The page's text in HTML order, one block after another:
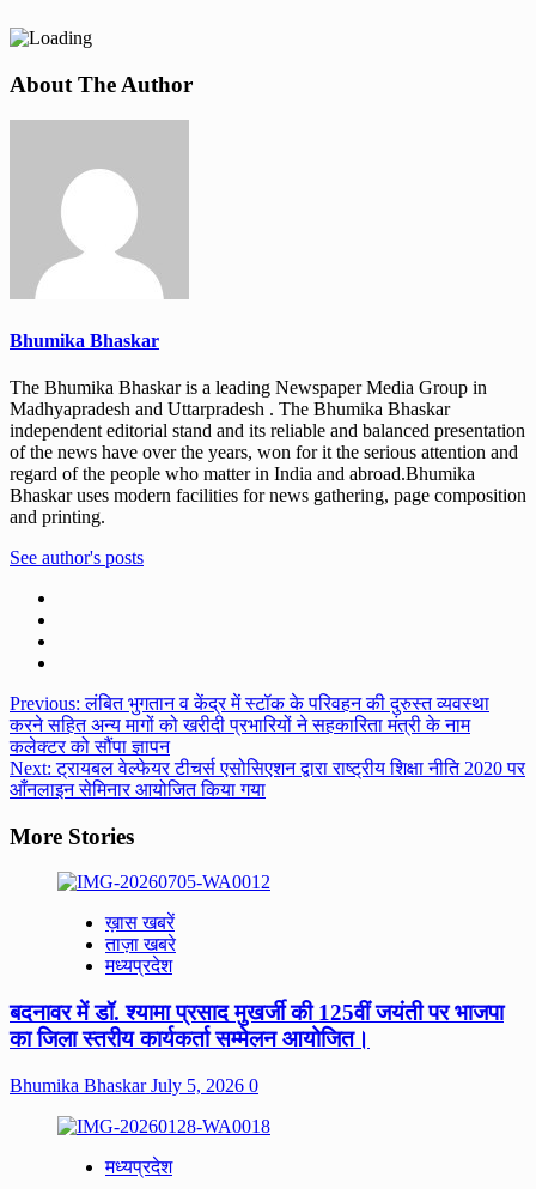
About The Author
Bhumika Bhaskar
The Bhumika Bhaskar is a leading Newspaper Media Group in
Madhyapradesh and Uttarpradesh . The Bhumika Bhaskar
independent editorial stand and its reliable and balanced presentation
of the news have over the years, won for it the serious attention and
regard of the people who matter in India and abroad.Bhumika
Bhaskar uses modern facilities for news gathering, page composition
and printing.
See author's posts
Post
navigation
Previous:लंबित भुगतान व केंद्र में स्टॉक के परिवहन की दुरुस्त व्यवस्था
करने सहित अन्य मागों को खरीदी प्रभारियों ने सहकारिता मंत्री के नाम
कलेक्टर को सौंपा ज्ञापन
Next:ट्रायबल वेल्फेयर टीचर्स एसोसिएशन द्वारा राष्ट्रीय शिक्षा नीति 2020 पर
आँनलाइन सेमिनार आयोजित किया गया
More Stories
ख़ास खबरें
ताज़ा खबरे
मध्यप्रदेश
बदनावर में डॉ. श्यामा प्रसाद मुखर्जी की 125वीं जयंती पर भाजपा
का जिला स्तरीय कार्यकर्ता सम्मेलन आयोजित।
Bhumika BhaskarJuly 5, 2026 0
मध्यप्रदेश